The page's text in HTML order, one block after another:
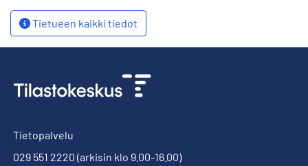
Tietueen kaikki tiedot
Tietopalvelu
029 551 2220 (arkisin klo 9.00-16.00)